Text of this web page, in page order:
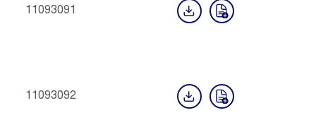
11093091
11093092